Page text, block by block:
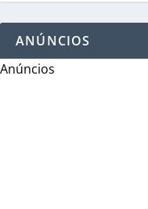
ANÚNCIOS
Anúncios